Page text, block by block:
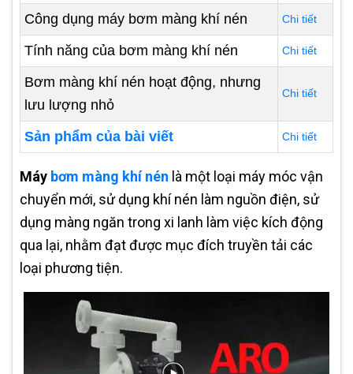
Công dụng máy bơm màng khí nén Chi tiết
Tính năng của bơm màng khí nén Chi tiết
Bơm màng khí nén hoạt động, nhưng
lưu lượng nhỏ
Chi tiết
Sản phẩm của bài viết Chi tiết
Máy bơm màng khí nén là một loại máy móc vận
chuyển mới, sử dụng khí nén làm nguồn điện, sử
dụng màng ngăn trong xi lanh làm việc kích động
qua lại, nhằm đạt được mục đích truyền tải các
loại phương tiện.